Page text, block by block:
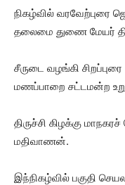
நிகழ்வில் வரவேற்புரை
தலைமை துணை மேயர்
சீருடை வழங்கி சிறப்புரை
மணப்பாறை சட்டமன்ற
திருச்சி கிழக்கு
மதிவாணன்.
இந்நிகழ்வில் பகுதி